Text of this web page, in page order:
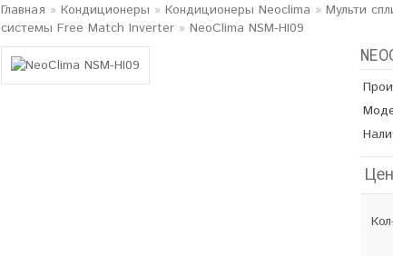
Главная » Кондиционеры » Кондиционеры Neoclima » Мульти
системы Free Match Inverter » NeoClima NSM-HI09